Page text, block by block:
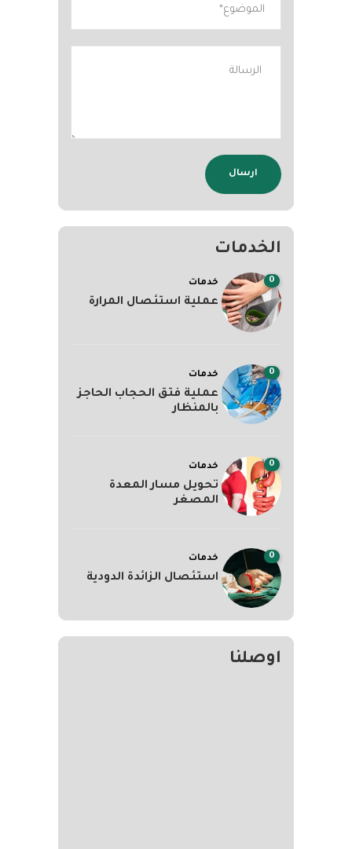
الخدمات
0 خدمات
عملية استئصال المرارة
0 خدمات
عملية فتق الحجاب الحاجز
بالمنظار
0 خدمات
تحويل مسار المعدة
المصغر
0 خدمات
استئصال الزائدة الدودية
اوصلنا